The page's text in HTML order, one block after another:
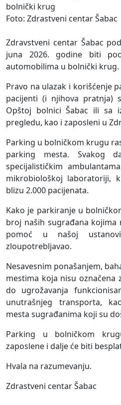
Foto: Zdrastveni centar Šabac
Zdravstveni centar Šabac
juna 2026. godine biti
automobilima u bolnički krug.
Pravo na ulazak i korišćenje
pacijenti (i njihova pratnja)
Opštoj bolnici Šabac ili sa
pregledu, kao i zaposleni u
Parking u bolničkom krugu
parking mesta. Svakog
specijalističkim
mikrobiološkoj laboratoriji,
blizu 2.000 pacijenata.
Kako je parkiranje u
broj naših sugrađana kojima
pomoć u našoj
zloupotrebljavao.
Nesavesnim ponašanjem,
mestima koja nisu označena
do ugrožavanja
unutrašnjeg transporta,
mesta sugrađanima koji su
Parking u bolničkom
zaposlene i dalje će biti
Hvala na razumevanju.
Zdrastveni centar Šabac